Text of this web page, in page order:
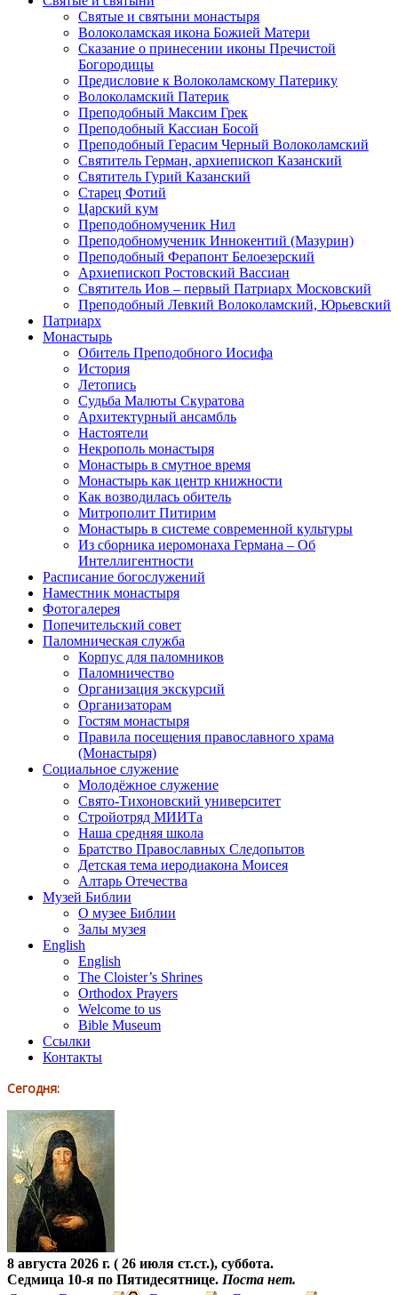
Святые и святыни монастыря
Волоколамская икона Божией Матери
Сказание о принесении иконы Пречистой
Богородицы
Предисловие к Волоколамскому Патерику
Волоколамский Патерик
Преподобный Максим Грек
Преподобный Кассиан Босой
Преподобный Герасим Черный Волоколамский
Святитель Герман, архиепископ Казанский
Святитель Гурий Казанский
Старец Фотий
Царский кум
Преподобномученик Нил
Преподобномученик Иннокентий (Мазурин)
Преподобный Ферапонт Белоезерский
Архиепископ Ростовский Вассиан
Святитель Иов – первый Патриарх Московский
Преподобный Левкий Волоколамский, Юрьевский
Патриарх
Монастырь
Обитель Преподобного Иосифа
История
Летопись
Судьба Малюты Скуратова
Архитектурный ансамбль
Настоятели
Некрополь монастыря
Монастырь в смутное время
Монастырь как центр книжности
Как возводилась обитель
Митрополит Питирим
Монастырь в системе современной культуры
Из сборника иеромонаха Германа – Об
Интеллигентности
Расписание богослужений
Наместник монастыря
Фотогалерея
Попечительский совет
Паломническая служба
Корпус для паломников
Паломничество
Организация экскурсий
Организаторам
Гостям монастыря
Правила посещения православного храма
(Монастыря)
Социальное служение
Молодёжное служение
Свято-Тихоновский университет
Стройотряд МИИТа
Наша средняя школа
Братство Православных Следопытов
Детская тема иеродиакона Моисея
Алтарь Отечества
Музей Библии
О музее Библии
Залы музея
English
English
The Cloister’s Shrines
Orthodox Prayers
Welcome to us
Bible Museum
Ссылки
Контакты
Сегодня:
8 августа 2026 г. ( 26 июля ст.ст.), суббота.
Седмица 10-я по Пятидесятнице. Поста нет.